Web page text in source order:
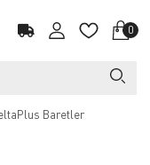
0
Baretler